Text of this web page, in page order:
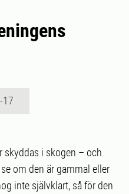
17
skyddas i skogen – och
om den är gammal eller
inte självklart, så för den